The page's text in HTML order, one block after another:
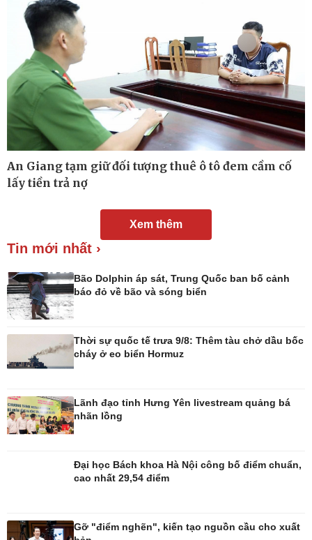
Đời sống
Tình yêu - Gia đình
Blog
Sân khấu - Điện ảnh
Văn học
An Giang tạm giữ đối tượng thuê ô tô đem cầm cố
lấy tiền trả nợ
Xem thêm
Tin mới nhất ›
Bão Dolphin áp sát, Trung Quốc ban bố cảnh
báo đỏ về bão và sóng biển
Thời sự quốc tế trưa 9/8: Thêm tàu chở dầu bốc
cháy ở eo biển Hormuz
Lãnh đạo tỉnh Hưng Yên livestream quảng bá
nhãn lồng
Đại học Bách khoa Hà Nội công bố điểm chuẩn,
cao nhất 29,54 điểm
Gỡ "điểm nghẽn", kiến tạo nguồn cầu cho xuất